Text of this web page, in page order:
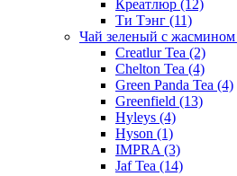
Креатлюр (12)
Ти Тэнг (11)
Чай зеленый с жасмином
Creatlur Tea (2)
Chelton Tea (4)
Green Panda Tea (4)
Greenfield (13)
Hyleys (4)
Hyson (1)
IMPRA (3)
Jaf Tea (14)